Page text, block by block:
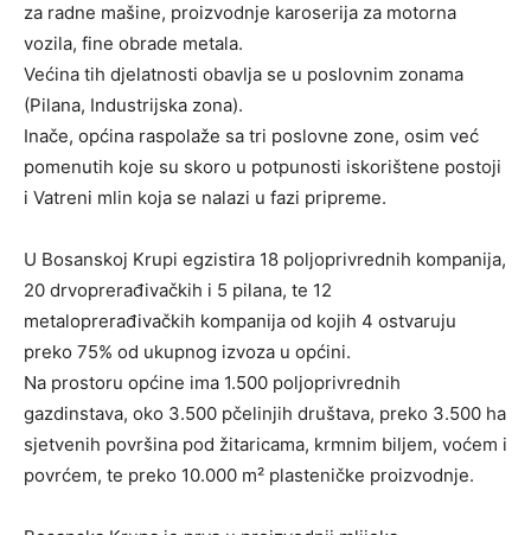
za radne mašine, proizvodnje karoserija za motorna
vozila, fine obrade metala.
Većina tih djelatnosti obavlja se u poslovnim zonama
(Pilana, Industrijska zona).
Inače, općina raspolaže sa tri poslovne zone, osim već
pomenutih koje su skoro u potpunosti iskorištene postoji
i Vatreni mlin koja se nalazi u fazi pripreme.
U Bosanskoj Krupi egzistira 18 poljoprivrednih kompanija,
20 drvoprerađivačkih i 5 pilana, te 12
metaloprerađivačkih kompanija od kojih 4 ostvaruju
preko 75% od ukupnog izvoza u općini.
Na prostoru općine ima 1.500 poljoprivrednih
gazdinstava, oko 3.500 pčelinjih društava, preko 3.500 ha
sjetvenih površina pod žitaricama, krmnim biljem, voćem i
povrćem, te preko 10.000 m² plasteničke proizvodnje.